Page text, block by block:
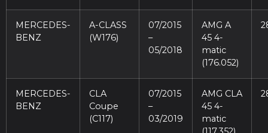
MERCEDES-
BENZ
A-CLASS
(W176)
07/2015
–
05/2018
AMG A
45 4-
matic
(176.052)
MERCEDES-
BENZ
CLA
Coupe
(C117)
07/2015
–
03/2019
AMG CLA
45 4-
matic